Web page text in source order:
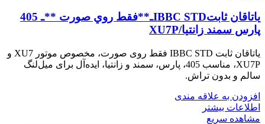
ياتاقان ثابتIBBC STDـ**فقط روي صورت **ـ 405
پارس سمند زانتيا/XU7P
یاتاقان ثابت IBBC STD فقط روی صورت، مخصوص موتور XU7 و
XU7P، مناسب 405، پارس، سمند و زانتیا، ایده‌آل برای میل‌لنگ
سالم و بدون تراش.
افزودن به علاقه مندی
اطلاعات بیشتر
مشاهده سریع